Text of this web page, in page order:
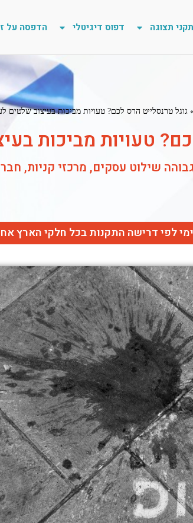
תצוגה דפוס דיגיטלי הדפסה על
גוגל טרנסלייט הרס לכם? טעויות מביכות בעיצוב שלטים
טעויות מביכות
שילוט עסקים, מרכזי קניות,
לפי דרישה התקנות בכל חלקי הארץ
Yakov siman tov
1 לפני שנה
העסק עם השירות הכי טוב שקיים לדעתי
בארץ, איכות חומרים מטורפת, מחירים נוחים.
שעובד הרבה עם שלטים ופרסום לארועים
שנתקעתי עם ספק שעבדתי איתו בעבר ומוטי
ממש מלאך הציל אותי. זה אדם שעובד עם
מחייך כל הזמן אפי' דרך הטלפון אפשר
החיוך. כיף לעבוד איתו. מחכה לעוד עבודות
ממנו.
קרא עוד